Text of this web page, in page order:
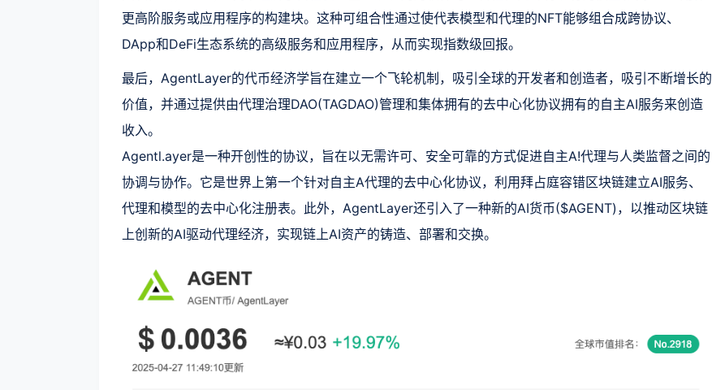
更高阶服务或应用程序的构建块。这种可组合性通过使代表模型和代理的NFT能够组合成跨协议、
DApp和DeFi生态系统的高级服务和应用程序，从而实现指数级回报。
最后，AgentLayer的代币经济学旨在建立一个飞轮机制，吸引全球的开发者和创造者，吸引不断增长的
价值，并通过提供由代理治理DAO(TAGDAO)管理和集体拥有的去中心化协议拥有的自主AI服务来创造
收入。
Agentl.ayer是一种开创性的协议，旨在以无需许可、安全可靠的方式促进自主A!代理与人类监督之间的
协调与协作。它是世界上第一个针对自主A代理的去中心化协议，利用拜占庭容错区块链建立AI服务、
代理和模型的去中心化注册表。此外，AgentLayer还引入了一种新的AI货币($AGENT)，以推动区块链
上创新的AI驱动代理经济，实现链上AI资产的铸造、部署和交换。